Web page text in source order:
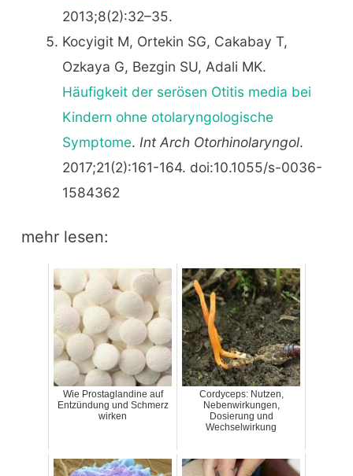
2013;8(2):32–35.
Kocyigit M, Ortekin SG, Cakabay T,
Ozkaya G, Bezgin SU, Adali MK.
Häufigkeit der serösen Otitis media bei
Kindern ohne otolaryngologische
Symptome. Int Arch Otorhinolaryngol.
2017;21(2):161-164. doi:10.1055/s-0036-
1584362
mehr lesen:
Wie Prostaglandine auf
Entzündung und Schmerz
wirken
Cordyceps: Nutzen,
Nebenwirkungen,
Dosierung und
Wechselwirkung